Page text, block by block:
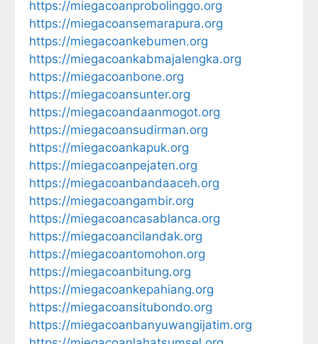
https://miegacoanprobolinggo.org
https://miegacoansemarapura.org
https://miegacoankebumen.org
https://miegacoankabmajalengka.org
https://miegacoanbone.org
https://miegacoansunter.org
https://miegacoandaanmogot.org
https://miegacoansudirman.org
https://miegacoankapuk.org
https://miegacoanpejaten.org
https://miegacoanbandaaceh.org
https://miegacoangambir.org
https://miegacoancasablanca.org
https://miegacoancilandak.org
https://miegacoantomohon.org
https://miegacoanbitung.org
https://miegacoankepahiang.org
https://miegacoansitubondo.org
https://miegacoanbanyuwangijatim.org